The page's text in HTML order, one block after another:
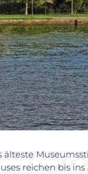
älteste
reichen bis ins